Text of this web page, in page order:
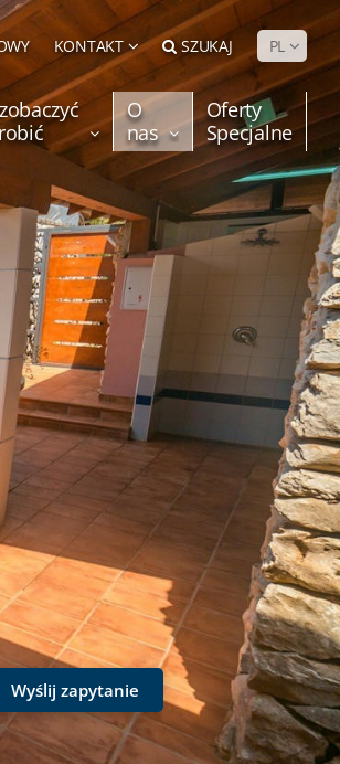
KONTAKT SZUKAJ PL
O
nas
Oferty
Specjalne
Wyślij zapytanie